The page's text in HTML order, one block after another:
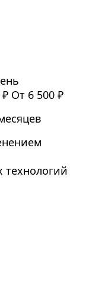
От 6 500 ₽
технологий